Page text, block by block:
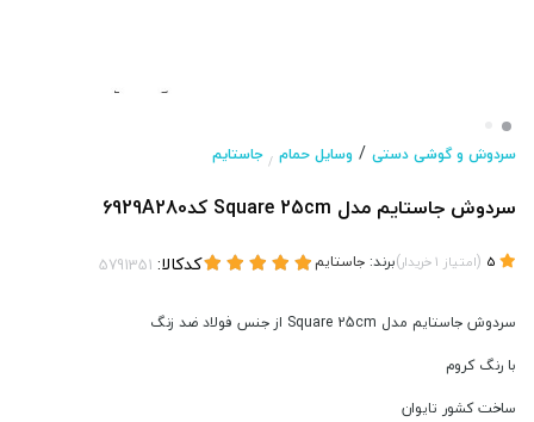
سردوش و گوشی دستی / وسایل حمام / جاستایم
سردوش جاستایم مدل Square 25cm کد6929A280
(امتیاز 1خریدار)برند: جاستایم کدکالا:
سردوش جاستایم مدل Square 25cm از جنس فولاد ضد زنگ
با رنگ کروم
ساخت کشور تایوان